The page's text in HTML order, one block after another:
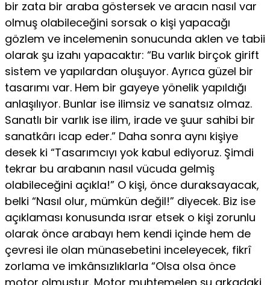
bir zata bir araba göstersek ve aracın nasıl var
olmuş olabileceğini sorsak o kişi yapacağı
gözlem ve incelemenin sonucunda aklen ve tabii
olarak şu izahı yapacaktır: “Bu varlık birçok girift
sistem ve yapılardan oluşuyor. Ayrıca güzel bir
tasarımı var. Hem bir gayeye yönelik yapıldığı
anlaşılıyor. Bunlar ise ilimsiz ve sanatsız olmaz.
Sanatlı bir varlık ise ilim, irade ve şuur sahibi bir
sanatkârı icap eder.” Daha sonra aynı kişiye
desek ki “Tasarımcıyı yok kabul ediyoruz. Şimdi
tekrar bu arabanın nasıl vücuda gelmiş
olabileceğini açıkla!” O kişi, önce duraksayacak,
belki “Nasıl olur, mümkün değil!” diyecek. Biz ise
açıklaması konusunda ısrar etsek o kişi zorunlu
olarak önce arabayı hem kendi içinde hem de
çevresi ile olan münasebetini inceleyecek, fikrî
zorlama ve imkânsızlıklarla “Olsa olsa önce